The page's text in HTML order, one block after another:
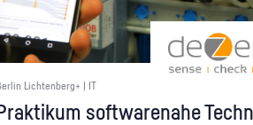
Lichtenberg+ | IT
Prak­ti­kum soft­ware­na­he